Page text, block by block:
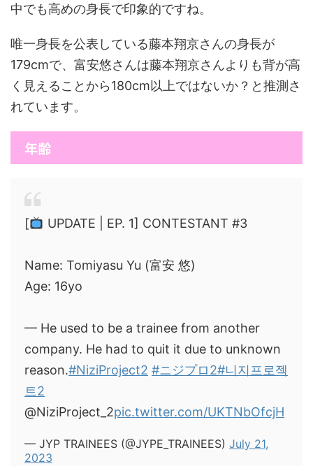
中でも高めの身長で印象的ですね。
唯一身長を公表している藤本翔京さんの身長が
179cmで、富安悠さんは藤本翔京さんよりも背が高
く見えることから180cm以上ではないか？と推測さ
れています。
年齢
[ UPDATE | EP. 1] CONTESTANT #3
Name: Tomiyasu Yu (富安 悠)
Age: 16yo
— He used to be a trainee from another
company. He had to quit it due to unknown
reason.#NiziProject2 #ニジプロ2#니지프로젝
트2
@NiziProject_2pic.twitter.com/UKTNbOfcjH
— JYP TRAINEES (@JYPE_TRAINEES) July 21,
2023